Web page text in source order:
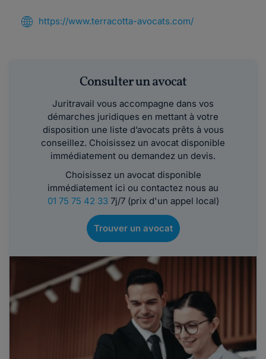
https://www.terracotta-avocats.com/
Consulter un avocat
Juritravail vous accompagne dans vos
démarches juridiques en mettant à votre
disposition une liste d’avocats prêts à vous
conseillez. Choisissez un avocat disponible
immédiatement ou demandez un devis.
Choisissez un avocat disponible
immédiatement ici ou contactez nous au
01 75 75 42 337j/7 (prix d'un appel local)
Trouver un avocat